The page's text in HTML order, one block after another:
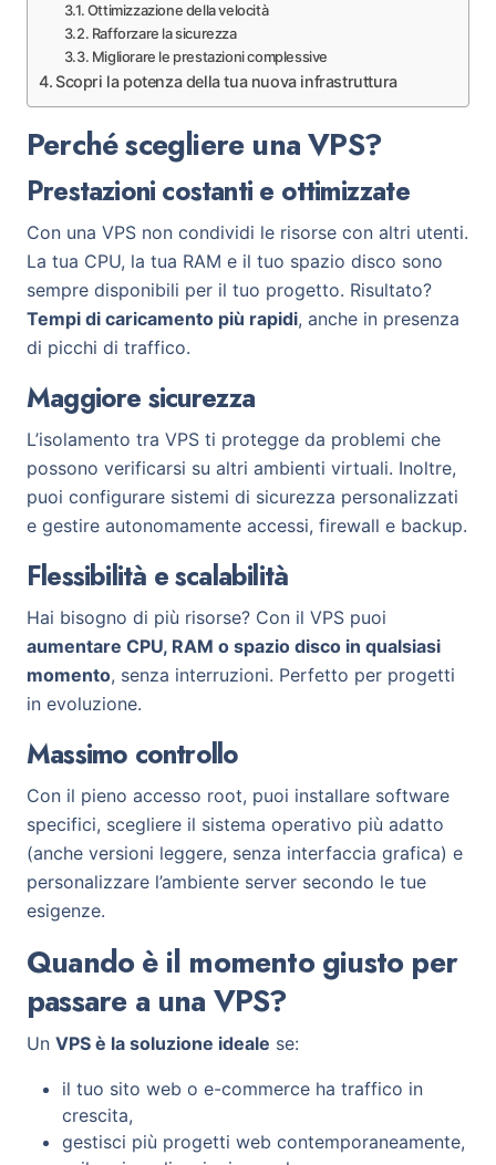
Ottimizzazione della velocità
Rafforzare la sicurezza
Migliorare le prestazioni complessive
Scopri la potenza della tua nuova infrastruttura
Perché scegliere una VPS?
Prestazioni costanti e ottimizzate
Con una VPS non condividi le risorse con altri utenti.
La tua CPU, la tua RAM e il tuo spazio disco sono
sempre disponibili per il tuo progetto. Risultato?
Tempi di caricamento più rapidi, anche in presenza
di picchi di traffico.
Maggiore sicurezza
L’isolamento tra VPS ti protegge da problemi che
possono verificarsi su altri ambienti virtuali. Inoltre,
puoi configurare sistemi di sicurezza personalizzati
e gestire autonomamente accessi, firewall e backup.
Flessibilità e scalabilità
Hai bisogno di più risorse? Con il VPS puoi
aumentare CPU, RAM o spazio disco in qualsiasi
momento, senza interruzioni. Perfetto per progetti
in evoluzione.
Massimo controllo
Con il pieno accesso root, puoi installare software
specifici, scegliere il sistema operativo più adatto
(anche versioni leggere, senza interfaccia grafica) e
personalizzare l’ambiente server secondo le tue
esigenze.
Quando è il momento giusto per
passare a una VPS?
Un VPS è la soluzione ideale se:
il tuo sito web o e-commerce ha traffico in
crescita,
gestisci più progetti web contemporaneamente,